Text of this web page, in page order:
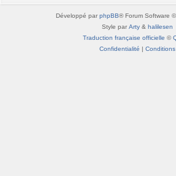
Développé par phpBB® Forum Software
Style par Arty & halilesen
Traduction française officielle ©
Confidentialité | Conditions